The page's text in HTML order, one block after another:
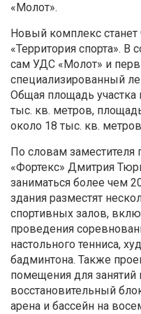
«Молот».
Новый комплекс станет
«Территория спорта». В
сам УДС «Молот» и
специализированный
Общая площадь участка
тыс. кв. метров,
около 18 тыс. кв.
По словам заместителя
«Фортекс» Дмитрия
заниматься более чем
здания разместят
спортивных залов,
проведения
настольного тенниса,
бадминтона. Также
помещения для
восстановительный
арена и бассейн на